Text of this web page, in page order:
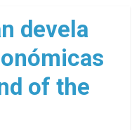
devela
of the